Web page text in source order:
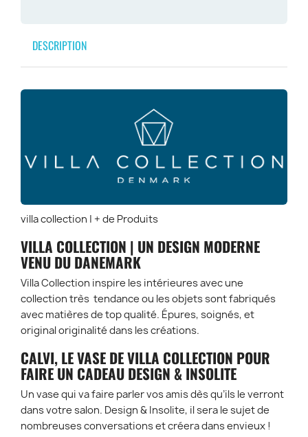
DESCRIPTION
villa collection | + de Produits
VILLA COLLECTION | UN DESIGN MODERNE
VENU DU DANEMARK
Villa Collection inspire les intérieures avec une
collection très tendance ou les objets sont fabriqués
avec matières de top qualité. Épures, soignés, et
original originalité dans les créations.
CALVI, LE VASE DE VILLA COLLECTION POUR
FAIRE UN CADEAU DESIGN & INSOLITE
Un vase qui va faire parler vos amis dès qu’ils le verront
dans votre salon. Design & Insolite, il sera le sujet de
nombreuses conversations et créera dans envieux !